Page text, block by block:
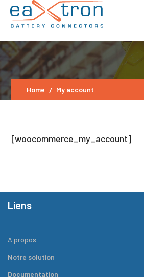
Home My account
[woocommerce_my_account]
Liens
A propos
Notre solution
Documentation